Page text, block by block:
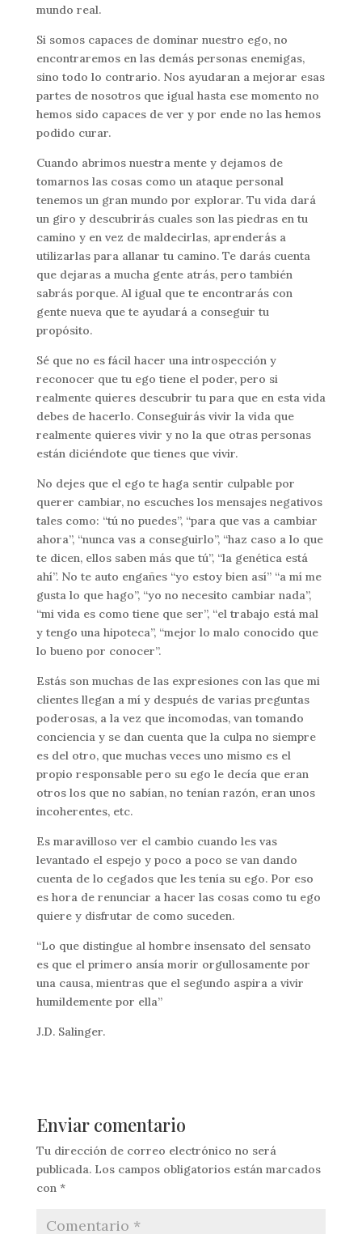
mundo real.
Si somos capaces de dominar nuestro ego, no
encontraremos en las demás personas enemigas,
sino todo lo contrario. Nos ayudaran a mejorar esas
partes de nosotros que igual hasta ese momento no
hemos sido capaces de ver y por ende no las hemos
podido curar.
Cuando abrimos nuestra mente y dejamos de
tomarnos las cosas como un ataque personal
tenemos un gran mundo por explorar. Tu vida dará
un giro y descubrirás cuales son las piedras en tu
camino y en vez de maldecirlas, aprenderás a
utilizarlas para allanar tu camino. Te darás cuenta
que dejaras a mucha gente atrás, pero también
sabrás porque. Al igual que te encontrarás con
gente nueva que te ayudará a conseguir tu
propósito.
Sé que no es fácil hacer una introspección y
reconocer que tu ego tiene el poder, pero si
realmente quieres descubrir tu para que en esta vida
debes de hacerlo. Conseguirás vivir la vida que
realmente quieres vivir y no la que otras personas
están diciéndote que tienes que vivir.
No dejes que el ego te haga sentir culpable por
querer cambiar, no escuches los mensajes negativos
tales como: “tú no puedes”, “para que vas a cambiar
ahora”, “nunca vas a conseguirlo”, “haz caso a lo que
te dicen, ellos saben más que tú”, “la genética está
ahí”. No te auto engañes “yo estoy bien así” “a mí me
gusta lo que hago”, “yo no necesito cambiar nada”,
“mi vida es como tiene que ser”, “el trabajo está mal
y tengo una hipoteca”, “mejor lo malo conocido que
lo bueno por conocer”.
Estás son muchas de las expresiones con las que mi
clientes llegan a mí y después de varias preguntas
poderosas, a la vez que incomodas, van tomando
conciencia y se dan cuenta que la culpa no siempre
es del otro, que muchas veces uno mismo es el
propio responsable pero su ego le decía que eran
otros los que no sabían, no tenían razón, eran unos
incoherentes, etc.
Es maravilloso ver el cambio cuando les vas
levantado el espejo y poco a poco se van dando
cuenta de lo cegados que les tenía su ego. Por eso
es hora de renunciar a hacer las cosas como tu ego
quiere y disfrutar de como suceden.
“Lo que distingue al hombre insensato del sensato
es que el primero ansía morir orgullosamente por
una causa, mientras que el segundo aspira a vivir
humildemente por ella”
J.D. Salinger.
Enviar comentario
Tu dirección de correo electrónico no será
publicada. Los campos obligatorios están marcados
con *